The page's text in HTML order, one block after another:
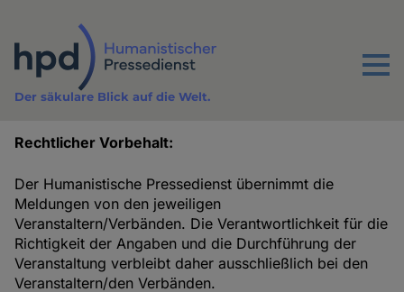
Inhalt
Menu
Der säkulare Blick auf die Welt.
Rechtlicher Vorbehalt:
Der Humanistische Pressedienst übernimmt die
Meldungen von den jeweiligen
Veranstaltern/Verbänden. Die Verantwortlichkeit für die
Richtigkeit der Angaben und die Durchführung der
Veranstaltung verbleibt daher ausschließlich bei den
Veranstaltern/den Verbänden.